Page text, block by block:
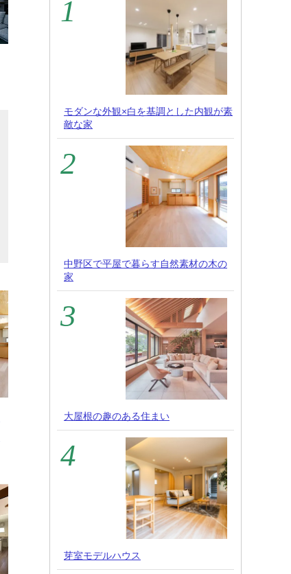
モダンな外観×白を基調とした内観が素
敵な家
中野区で平屋で暮らす自然素材の木の
家
大屋根の趣のある住まい
芽室モデルハウス